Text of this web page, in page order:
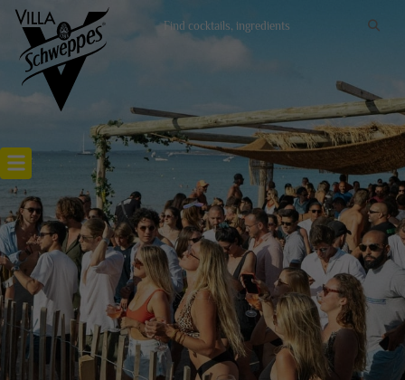
Recettes cocktails
Articles cocktails
Lieux